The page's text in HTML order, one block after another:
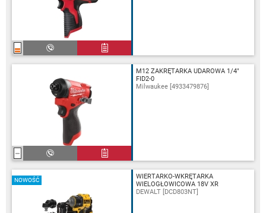
M12 ZAKRĘTARKA UDAROWA 1/4"
FID2-0
Milwaukee [4933479876]
NOWOŚĆ
WIERTARKO-WKRĘTARKA
WIELOGŁOWICOWA 18V XR
DEWALT [DCD803NT]